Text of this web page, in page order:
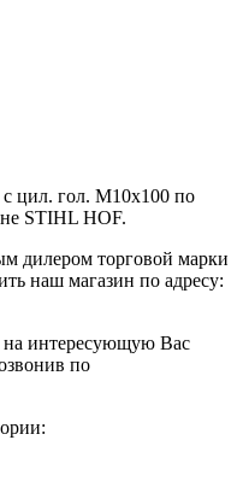
цил. гол. M10x100 по
STIHL HOF.
дилером торговой марки
наш магазин по адресу:
на интересующую Вас
по